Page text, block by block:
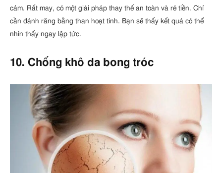
cảm. Rất may, có một giải pháp thay thế an toàn và rẻ tiền. Chỉ
cần đánh răng bằng than hoạt tính. Bạn sẽ thấy kết quả có thể
nhìn thấy ngay lập tức.
10. Chống khô da bong tróc